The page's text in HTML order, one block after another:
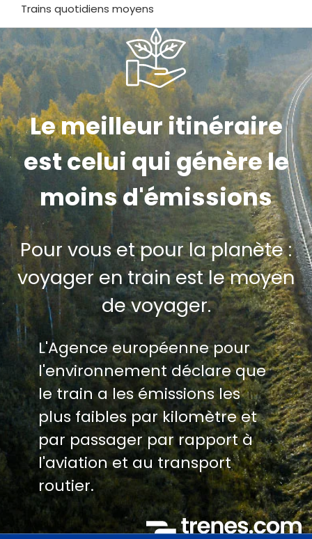
Trains quotidiens moyens
Le meilleur itinéraire
est celui qui génère le
moins d'émissions
Pour vous et pour la planète :
voyager en train est le moyen
de voyager.
L'Agence européenne pour
l'environnement déclare que
le train a les émissions les
plus faibles par kilomètre et
par passager par rapport à
l'aviation et au transport
routier.